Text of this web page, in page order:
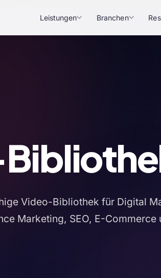
Leistungen Branchen
Video-Bibliothek für Digital
Marketing, SEO, E-Commerce